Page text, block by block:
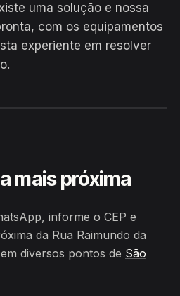
uma solução e nossa
com os equipamentos
experiente em resolver
da Silva,
mais próxima
informe o CEP e
da Rua Raimundo da
diversos pontos de São